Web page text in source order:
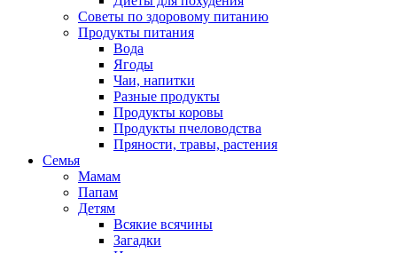
Советы по здоровому питанию
Продукты питания
Вода
Ягоды
Чаи, напитки
Разные продукты
Продукты коровы
Продукты пчеловодства
Пряности, травы, растения
Семья
Мамам
Папам
Детям
Всякие всячины
Загадки